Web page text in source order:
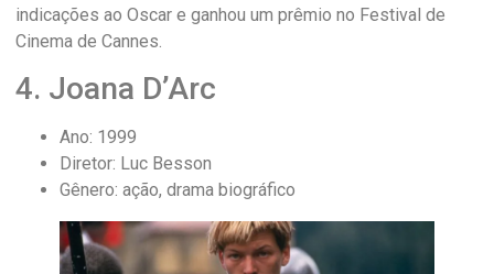
indicações ao Oscar e ganhou um prêmio no Festival de
Cinema de Cannes.
4. Joana D’Arc
Ano: 1999
Diretor: Luc Besson
Gênero: ação, drama biográfico